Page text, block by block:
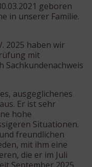
geboren
in unserer Familie.
2025 haben wir
mit
Sachkundenachweis
ausgeglichenes
Er ist sehr
hohe
Situationen.
freundlichen
mit ihm eine
die er im Juli